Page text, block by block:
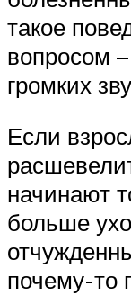
такое
вопросом
громких
Если
начинают
больше
почему-то